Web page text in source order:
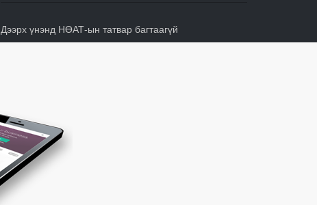
Дээрх үнэнд НӨАТ-ын татвар багтаагүй